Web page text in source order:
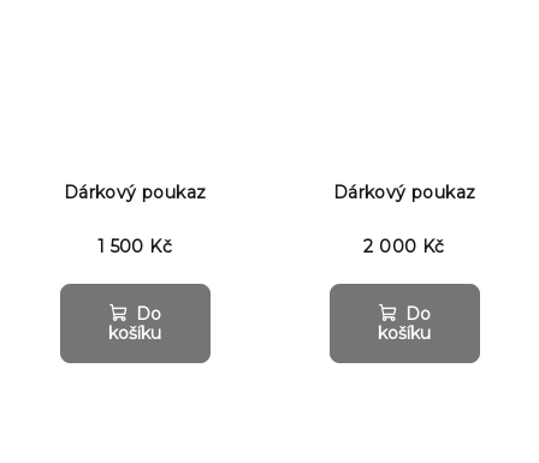
Dárkový poukaz
1 500 Kč
Do
košíku
Dárkový poukaz
2 000 Kč
Do
košíku